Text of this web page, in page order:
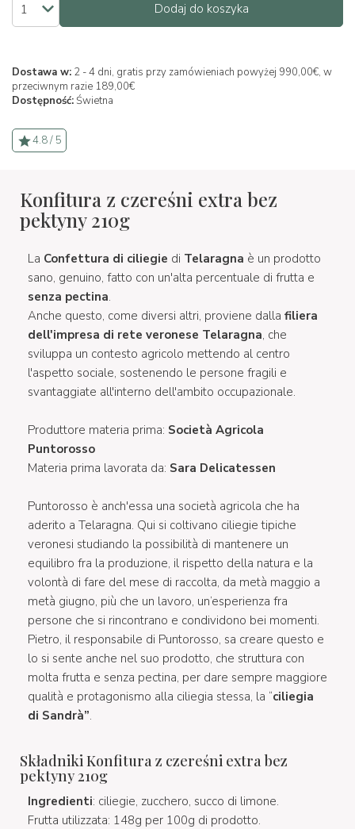
Dodaj do koszyka
Dostawa w: 2 - 4 dni, gratis przy zamówieniach powyżej 990,00€, w
przeciwnym razie 189,00€
Dostępność:Świetna
4.8 / 5
Konfitura z czereśni extra bez
pektyny 210g
La Confettura di ciliegie di Telaragna è un prodotto
sano, genuino, fatto con un'alta percentuale di frutta e
senza pectina.
Anche questo, come diversi altri, proviene dalla filiera
dell'impresa di rete veronese Telaragna, che
sviluppa un contesto agricolo mettendo al centro
l'aspetto sociale, sostenendo le persone fragili e
svantaggiate all'interno dell'ambito occupazionale.
Produttore materia prima: Società Agricola
Puntorosso
Materia prima lavorata da: Sara Delicatessen
Puntorosso è anch'essa una società agricola che ha
aderito a Telaragna. Qui si coltivano ciliegie tipiche
veronesi studiando la possibilità di mantenere un
equilibro fra la produzione, il rispetto della natura e la
volontà di fare del mese di raccolta, da metà maggio a
metà giugno, più che un lavoro, un’esperienza fra
persone che si rincontrano e condividono bei momenti.
Pietro, il responsabile di Puntorosso, sa creare questo e
lo si sente anche nel suo prodotto, che struttura con
molta frutta e senza pectina, per dare sempre maggiore
qualità e protagonismo alla ciliegia stessa, la “ciliegia
di Sandrà”.
Składniki Konfitura z czereśni extra bez
pektyny 210g
Ingredienti: ciliegie, zucchero, succo di limone.
Frutta utilizzata: 148g per 100g di prodotto.